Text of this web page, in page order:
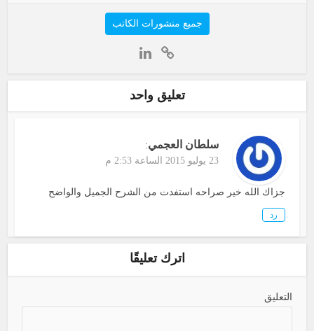
جميع منشورات الكاتب
تعليق واحد
سلطان العجمي:
23 يوليو 2015 الساعة 2:53 م
جزاك الله خير صراحه استفدت من الشرح الجميل والواضح
رد
اترك تعليقًا
التعليق